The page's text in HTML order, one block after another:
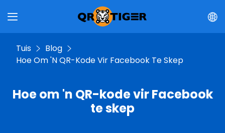
Tuis
Blog
Hoe Om 'n QR-Kode Vir Facebook Te Skep
Hoe om 'n QR-kode vir Facebook
te skep